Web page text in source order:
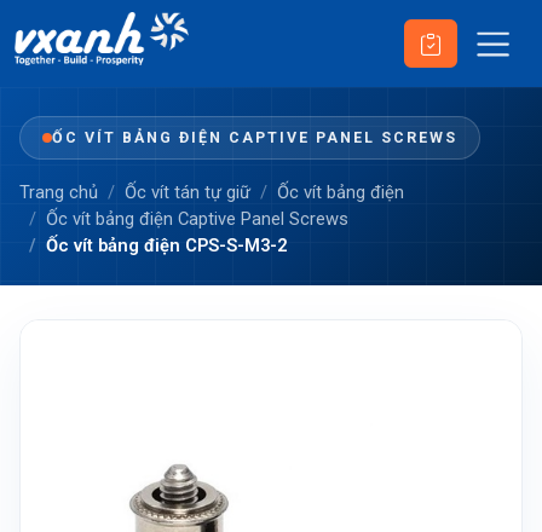
ỐC VÍT BẢNG ĐIỆN CAPTIVE PANEL SCREWS
Trang chủ Ốc vít tán tự giữ
Ốc vít bảng điện
Ốc vít bảng điện Captive Panel Screws
Ốc vít bảng điện CPS-S-M3-2